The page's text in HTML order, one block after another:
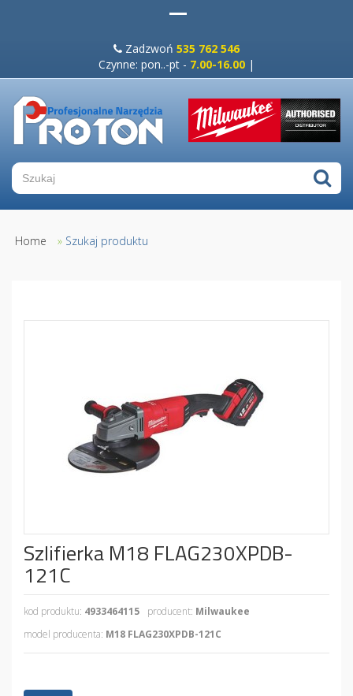
Zadzwoń 535 762 546
Czynne: pon..-pt - 7.00-16.00 |
Home » Szukaj produktu
Szlifierka M18 FLAG230XPDB-
121C
kod produktu: 4933464115 producent: Milwaukee
model producenta: M18 FLAG230XPDB-121C